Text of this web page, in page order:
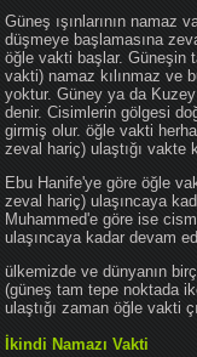
Güneş ışınlarının namaz
düşmeye başlamasına
öğle vakti başlar. Güneşin
vakti) namaz kılınmaz ve
yoktur. Güney ya da
denir. Cisimlerin gölgesi
girmiş olur. öğle vakti
zeval hariç) ulaştığı vakte
Ebu Hanife'ye göre öğle
zeval hariç) ulaşıncaya
Muhammed'e göre ise
ulaşıncaya kadar devam
ülkemizde ve dünyanın
(güneş tam tepe noktada
ulaştığı zaman öğle vakti
İkindi Namazı Vakti